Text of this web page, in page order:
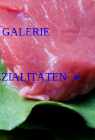
GALERIE